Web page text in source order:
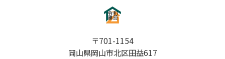
〒701-1154
岡山県岡山市北区田益617